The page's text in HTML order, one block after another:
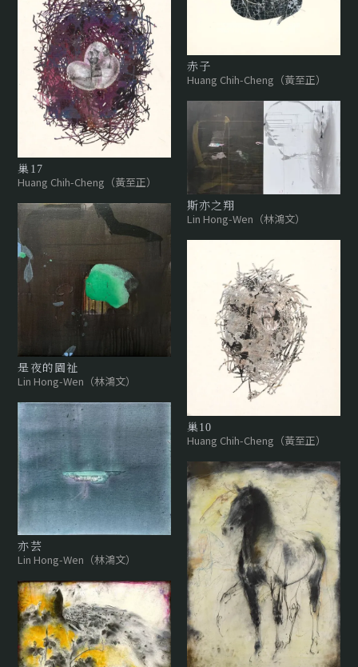
巢17
Huang Chih-Cheng（黃至正）
是夜的園祉
Lin Hong-Wen（林鴻文）
亦芸
Lin Hong-Wen（林鴻文）
赤子
Huang Chih-Cheng（黃至正）
斯亦之翔
Lin Hong-Wen（林鴻文）
巢10
Huang Chih-Cheng（黃至正）